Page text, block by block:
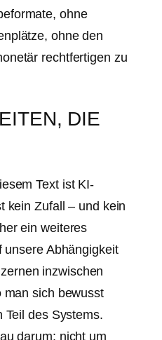
ohne
ohne den
rechtfertigen zu
DIE
Text ist KI-
kein Zufall – und kein
ein weiteres
unsere Abhängigkeit
inzwischen
man sich bewusst
Teil des Systems.
darum: nicht um